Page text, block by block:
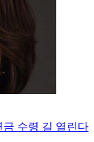
수령 길 열린다